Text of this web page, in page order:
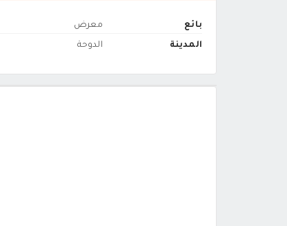
بائع
معرض
المدينة
الدوحة